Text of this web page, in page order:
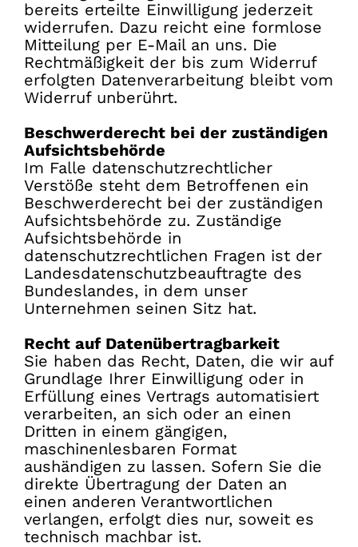
bereits erteilte Einwilligung jederzeit
widerrufen. Dazu reicht eine formlose
Mitteilung per E-Mail an uns. Die
Rechtmäßigkeit der bis zum Widerruf
erfolgten Datenverarbeitung bleibt vom
Widerruf unberührt.
Beschwerderecht bei der zuständigen
Aufsichtsbehörde
Im Falle datenschutzrechtlicher
Verstöße steht dem Betroffenen ein
Beschwerderecht bei der zuständigen
Aufsichtsbehörde zu. Zuständige
Aufsichtsbehörde in
datenschutzrechtlichen Fragen ist der
Landesdatenschutzbeauftragte des
Bundeslandes, in dem unser
Unternehmen seinen Sitz hat.
Recht auf Datenübertragbarkeit
Sie haben das Recht, Daten, die wir auf
Grundlage Ihrer Einwilligung oder in
Erfüllung eines Vertrags automatisiert
verarbeiten, an sich oder an einen
Dritten in einem gängigen,
maschinenlesbaren Format
aushändigen zu lassen. Sofern Sie die
direkte Übertragung der Daten an
einen anderen Verantwortlichen
verlangen, erfolgt dies nur, soweit es
technisch machbar ist.